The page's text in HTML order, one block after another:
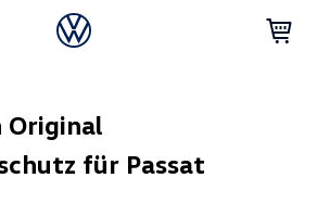
Original
für Passat